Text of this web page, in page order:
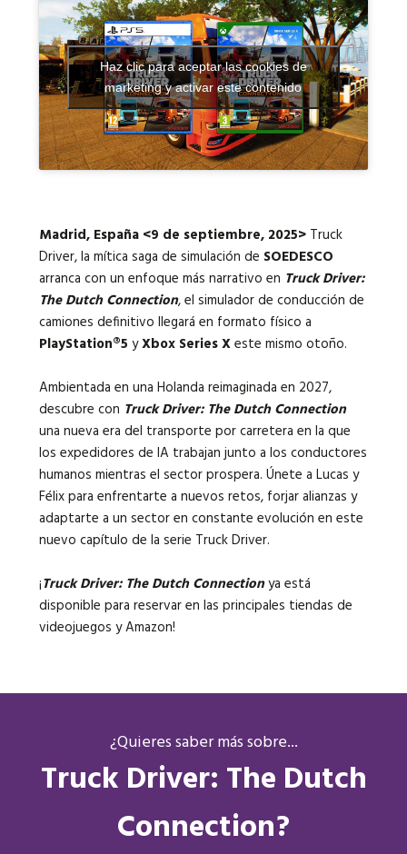
Haz clic para aceptar las cookies de
marketing y activar este contenido
Madrid, España <9 de septiembre, 2025> Truck
Driver, la mítica saga de simulación de SOEDESCO
arranca con un enfoque más narrativo en Truck Driver:
The Dutch Connection, el simulador de conducción de
camiones definitivo llegará en formato físico a
PlayStation®5 yXbox Series Xeste mismo otoño.
Ambientada en una Holanda reimaginada en 2027,
descubre con Truck Driver: The Dutch Connection
una nueva era del transporte por carretera en la que
los expedidores de IA trabajan junto a los conductores
humanos mientras el sector prospera. Únete a Lucas y
Félix para enfrentarte a nuevos retos, forjar alianzas y
adaptarte a un sector en constante evolución en este
nuevo capítulo de la serie Truck Driver.
¡Truck Driver: The Dutch Connectionya está
disponible para reservar en las principales tiendas de
videojuegos y Amazon!
¿Quieres saber más sobre...
Truck Driver: The Dutch
Connection?
Idiomas: